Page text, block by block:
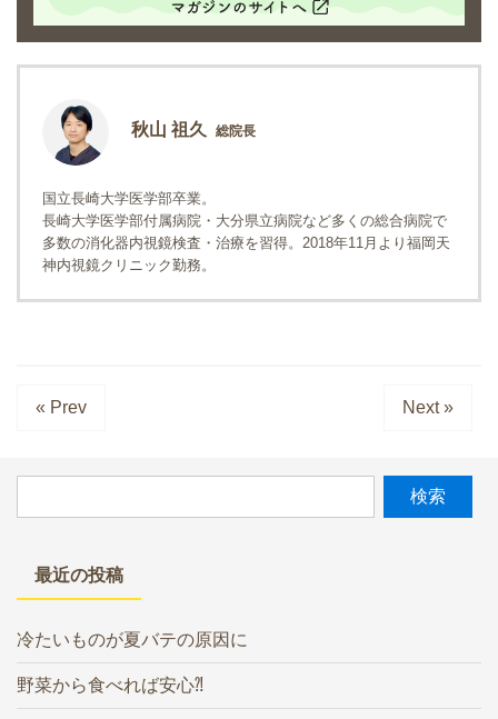
秋山 祖久 総院長
国立長崎大学医学部卒業。
長崎大学医学部付属病院・大分県立病院など多くの総合病院で
多数の消化器内視鏡検査・治療を習得。2018年11月より福岡天
神内視鏡クリニック勤務。
« Prev Next »
最近の投稿
冷たいものが夏バテの原因に
野菜から食べれば安心⁈